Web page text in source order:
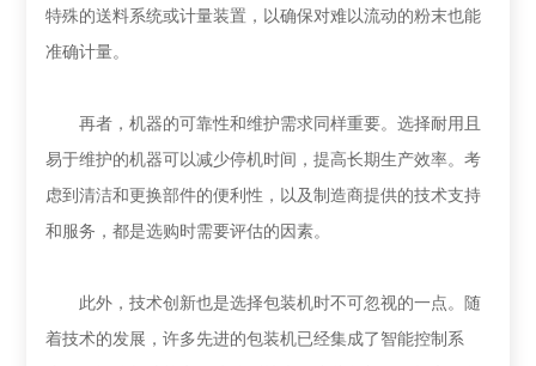
特殊的送料系统或计量装置，以确保对难以流动的粉末也能
准确计量。
再者，机器的可靠性和维护需求同样重要。选择耐用且
易于维护的机器可以减少停机时间，提高长期生产效率。考
虑到清洁和更换部件的便利性，以及制造商提供的技术支持
和服务，都是选购时需要评估的因素。
此外，技术创新也是选择包装机时不可忽视的一点。随
着技术的发展，许多先进的包装机已经集成了智能控制系